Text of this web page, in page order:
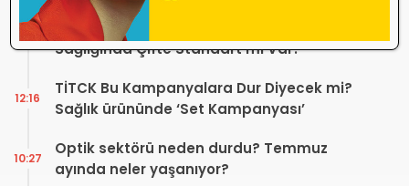
Sosyal Medya Bu Soruyu Soruyor! Göz
Sağlığında Çifte Standart mı Var?
10:49
TİTCK Bu Kampanyalara Dur Diyecek mi?
Sağlık ürününde ‘Set Kampanyası’
12:16
Optik sektörü neden durdu? Temmuz
ayında neler yaşanıyor?
10:27